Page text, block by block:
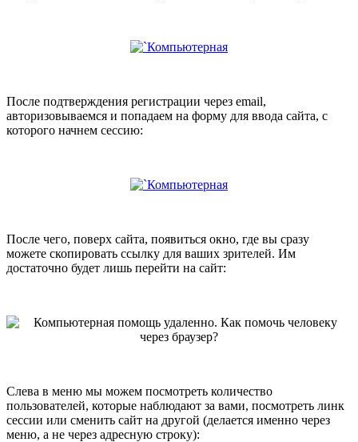
После подтверждения регистрации через email,
авторизовываемся и попадаем на форму для ввода сайта, с
которого начнем сессию:
После чего, поверх сайта, появиться окно, где вы сразу
можете скопировать ссылку для ваших зрителей. Им
достаточно будет лишь перейти на сайт:
Слева в меню мы можем посмотреть количество
пользователей, которые наблюдают за вами, посмотреть линк
сессии или сменить сайт на другой (делается именно через
меню, а не через адресную строку):